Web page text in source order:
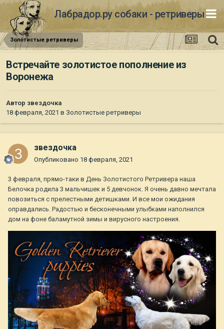
Лабрадор.ру собаки - ретриверы
Золотистые ретриверы
Встречайте золотистое пополнение из
Воронежа
Автор звездочка
18 февраля, 2021 в Золотистые ретриверы
звездочка
Опубликовано 18 февраля, 2021
3 февраля, прямо-таки в День Золотистого Ретривера наша
Белочка родила 3 мальчишек и 5 девчонок. Я очень давно мечтала
повозиться с прелестными детишками. И все мои ожидания
оправдались. Радостью и бесконечными улыбками наполнился
дом на фоне баламутной зимы и вирусного настроения.